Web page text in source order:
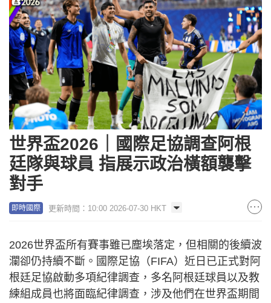
世界盃2026｜國際足協調查阿根
廷隊與球員 指展示政治橫額襲擊
對手
即時國際 更新時間：10:00 2026-07-30 HKT
2026世界盃所有賽事雖已塵埃落定，但相關的後續波
瀾卻仍持續不斷。國際足協（FIFA）近日已正式對阿
根廷足協啟動多項紀律調查，多名阿根廷球員以及教
練組成員也將面臨紀律調查，涉及他們在世界盃期間